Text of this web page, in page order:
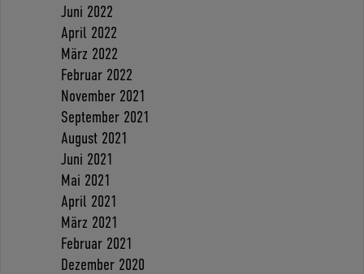
Juni 2022
April 2022
März 2022
Februar 2022
November 2021
September 2021
August 2021
Juni 2021
Mai 2021
April 2021
März 2021
Februar 2021
Dezember 2020